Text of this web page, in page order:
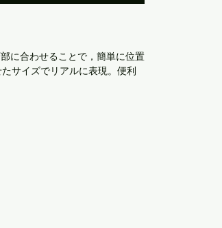
に合わせることで，簡単に位置
サイズでリアルに表現。便利